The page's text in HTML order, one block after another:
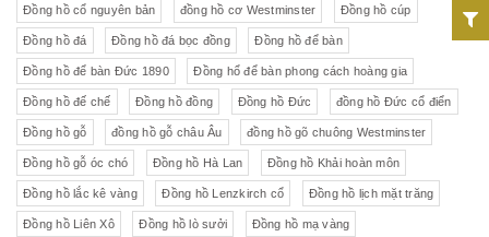
Đồng hồ cổ nguyên bản đồng hồ cơ Westminster Đồng hồ cúp
Đồng hồ đá Đồng hồ đá bọc đồng Đồng hồ để bàn
Đồng hồ để bàn Đức 1890 Đồng hổ để bàn phong cách hoàng gia
Đồng hồ đế chế Đồng hồ đồng Đồng hồ Đức đồng hồ Đức cổ điển
Đồng hồ gỗ đồng hồ gỗ châu Âu đồng hồ gõ chuông Westminster
Đồng hồ gỗ óc chó Đồng hồ Hà Lan Đồng hồ Khải hoàn môn
Đồng hồ lắc kê vàng Đồng hồ Lenzkirch cổ Đồng hồ lịch mặt trăng
Đồng hồ Liên Xô Đồng hồ lò sưởi Đồng hồ mạ vàng